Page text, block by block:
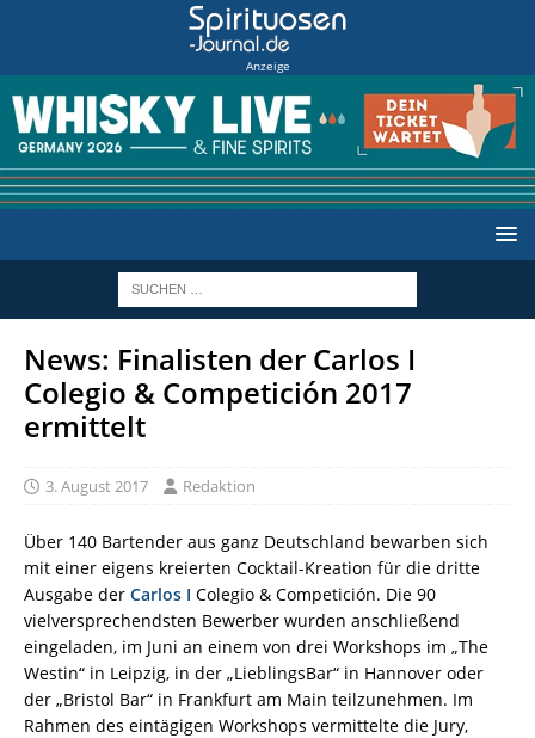
Anzeige
News: Finalisten der Carlos I
Colegio & Competición 2017
ermittelt
3. August 2017 Redaktion
Über 140 Bartender aus ganz Deutschland bewarben sich
mit einer eigens kreierten Cocktail-Kreation für die dritte
Ausgabe der Carlos I Colegio & Competición. Die 90
vielversprechendsten Bewerber wurden anschließend
eingeladen, im Juni an einem von drei Workshops im „The
Westin“ in Leipzig, in der „LieblingsBar“ in Hannover oder
der „Bristol Bar“ in Frankfurt am Main teilzunehmen. Im
Rahmen des eintägigen Workshops vermittelte die Jury,